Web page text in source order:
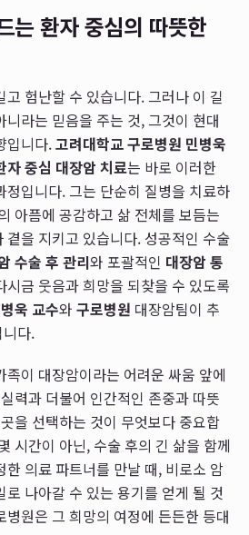
는 환자 중심의 따뜻한
험난할 수 있습니다. 그러나 이 길
라는 믿음을 주는 것, 그것이 현대
입니다.고려대학교 구로병원 민병욱
자 중심 대장암 치료는 바로 이러한
정입니다. 그는 단순히 질병을 치료하
아픔에 공감하고 삶 전체를 보듬는
곁을 지키고 있습니다. 성공적인 수술
수술 후 관리와 포괄적인 대장암 통
시금 웃음과 희망을 되찾을 수 있도록
욱 교수와 구로병원 대장암팀이 추
다.
족이 대장암이라는 어려운 싸움 앞에
력과 더불어 인간적인 존중과 따뜻
을 선택하는 것이 무엇보다 중요합
시간이 아닌, 수술 후의 긴 삶을 함께
의료 파트너를 만날 때, 비로소 암
나아갈 수 있는 용기를 얻게 될 것
원은 그 희망의 여정에 든든한 등대